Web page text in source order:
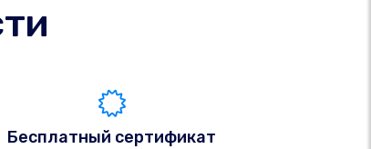
Бесплатный сертификат